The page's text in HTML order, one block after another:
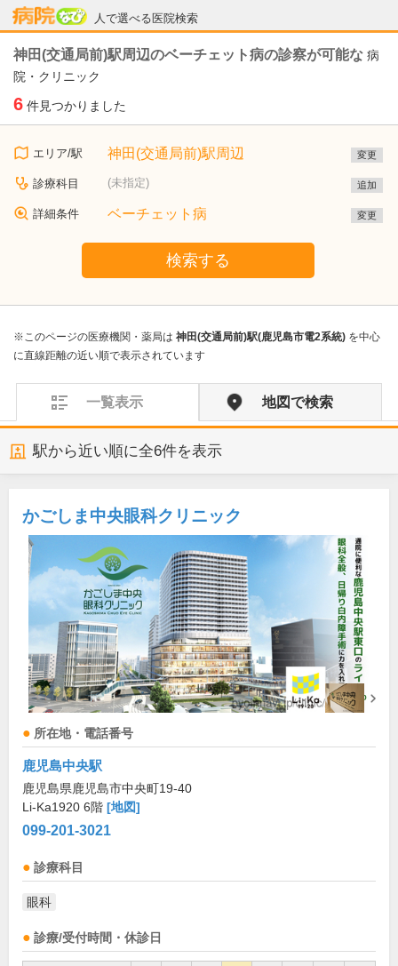
人で選べる医院検索
病院なび
神田(交通局前)駅周辺のベーチェット病の診察が可能な 病
院・クリニック
6 件見つかりました
エリア/駅 神田(交通局前)駅周辺 変更
診療科目 (未指定) 追加
詳細条件 ベーチェット病 変更
検索する
※このページの医療機関・薬局は 神田(交通局前)駅(鹿児島市電2系統) を中心
に直線距離の近い順で表示されています
一覧表示 地図で検索
駅から近い順に全6件を表示
かごしま中央眼科クリニック
所在地・電話番号
鹿児島中央駅
鹿児島県鹿児島市中央町19-40
Li-Ka1920 6階 [地図]
099-201-3021
診療科目
眼科
診療/受付時間・休診日